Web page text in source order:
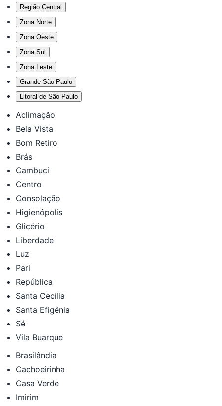
Região Central
Zona Norte
Zona Oeste
Zona Sul
Zona Leste
Grande São Paulo
Litoral de São Paulo
Aclimação
Bela Vista
Bom Retiro
Brás
Cambuci
Centro
Consolação
Higienópolis
Glicério
Liberdade
Luz
Pari
República
Santa Cecília
Santa Efigênia
Sé
Vila Buarque
Brasilândia
Cachoeirinha
Casa Verde
Imirim